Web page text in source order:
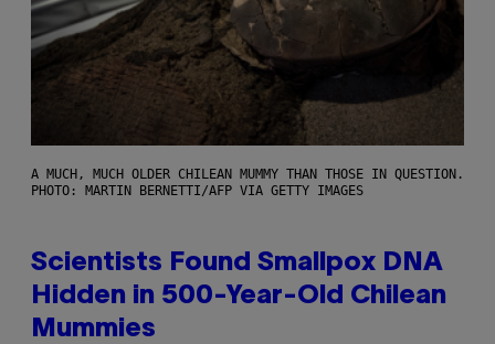
A MUCH, MUCH OLDER CHILEAN MUMMY THAN THOSE IN QUESTION.
PHOTO: MARTIN BERNETTI/AFP VIA GETTY IMAGES
Scientists Found Smallpox DNA
Hidden in 500-Year-Old Chilean
Mummies